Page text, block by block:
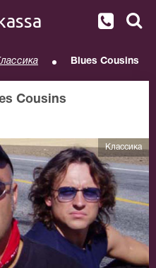
kassa
Blues Cousins
Cousins
Классика